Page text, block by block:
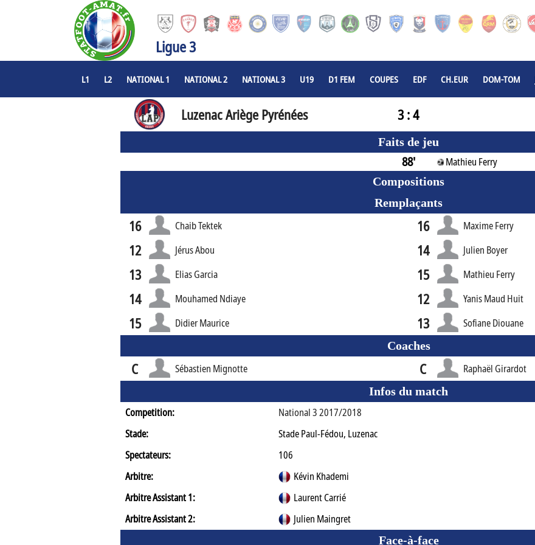
Ligue 3
L1 L2 NATIONAL 1 NATIONAL 2 NATIONAL 3 U19 D1 FEM COUPES EDF CH.EUR DOM-TOM
Luzenac Ariège Pyrénées 3 : 4
Faits de jeu
88'
Mathieu Ferry
Compositions
Remplaçants
16 Chaib Tektek
12 Jérus Abou
13 Elias Garcia
14 Mouhamed Ndiaye
15 Didier Maurice
16 Maxime Ferry
14 Julien Boyer
15 Mathieu Ferry
12 Yanis Maud Huit
13
Sofiane Diouane
Coaches
C Sébastien Mignotte C
Raphaël Girardot
Infos du match
Competition:
National 3 2017/2018
Stade:
Stade Paul-Fédou, Luzenac
Spectateurs:
106
Arbitre:
Kévin Khademi
Arbitre Assistant 1:
Laurent Carrié
Arbitre Assistant 2:
Julien Maingret
Face-à-face